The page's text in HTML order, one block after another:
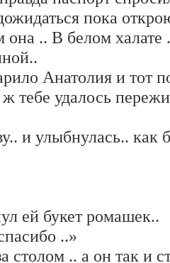
пока
.. В белом халате
Анатолия и тот
тебе удалось
и улыбнулась.. как
ей букет ромашек..
..»
столом .. а он так и